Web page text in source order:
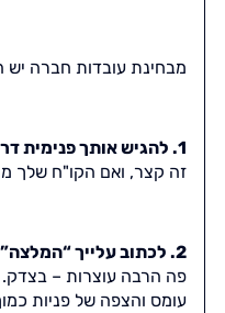
מבחינת עובדות חברה יש
1. להגיש אותך פנימית דרך חבר מביא חבר
זה קצר, ואם הקו"ח שלך
2. לכתוב עלייך “המלצה” או התרשמות אישית
פה הרבה עוצרות – בצדק.
עומס והצפה של פניות